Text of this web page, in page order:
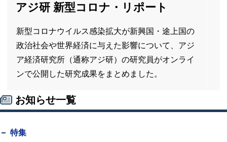
アジ研 新型コロナ・リポート
新型コロナウイルス感染拡大が新興国・途上国の
政治社会や世界経済に与えた影響について、アジ
ア経済研究所（通称アジ研）の研究員がオンライ
ンで公開した研究成果をまとめました。
お知らせ一覧
特集